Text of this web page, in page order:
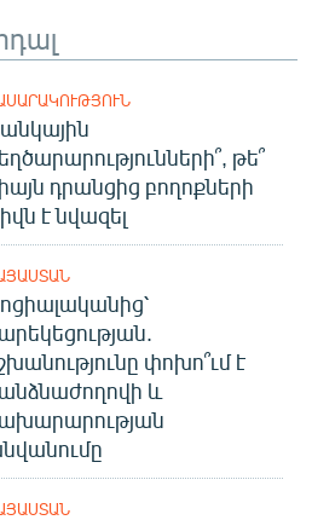
թե՞
դրանցից բողոքների
է նվազել
փոխո՞ւմ է
և